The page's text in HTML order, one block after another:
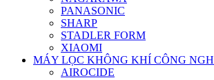
PANASONIC
SHARP
STADLER FORM
XIAOMI
MÁY LỌC KHÔNG KHÍ CÔNG
AIROCIDE